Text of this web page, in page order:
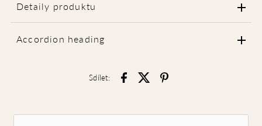
Detaily produktu
Accordion heading
Sdílet: